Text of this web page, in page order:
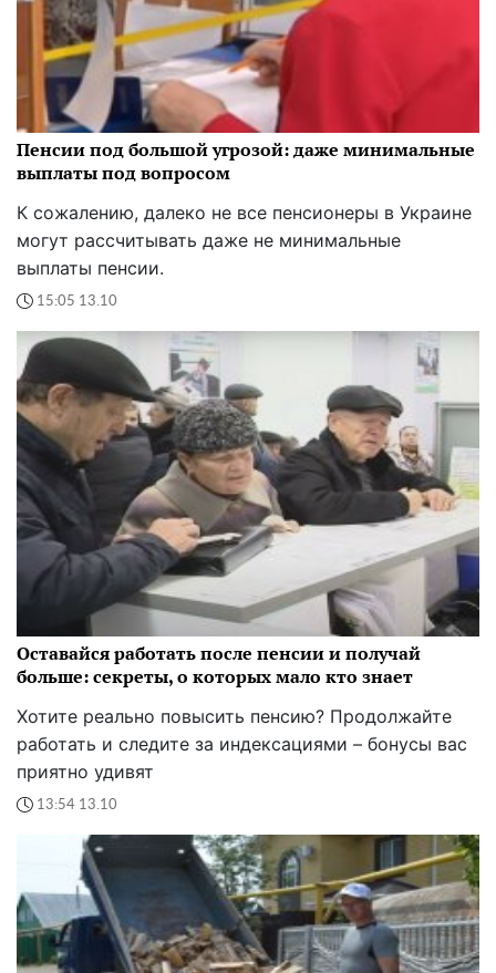
Пенсии под большой угрозой: даже минимальные
выплаты под вопросом
К сожалению, далеко не все пенсионеры в Украине
могут рассчитывать даже не минимальные
выплаты пенсии.
15:05 13.10
Оставайся работать после пенсии и получай
больше: секреты, о которых мало кто знает
Хотите реально повысить пенсию? Продолжайте
работать и следите за индексациями – бонусы вас
приятно удивят
13:54 13.10